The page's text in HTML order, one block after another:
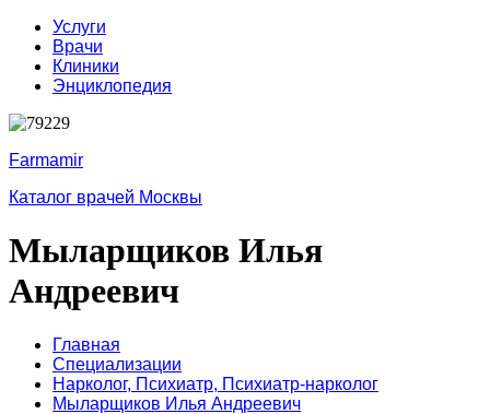
Услуги
Врачи
Клиники
Энциклопедия
Farmamir
Каталог врачей Москвы
Мыларщиков Илья
Андреевич
Главная
Специализации
Нарколог, Психиатр, Психиатр-нарколог
Мыларщиков Илья Андреевич